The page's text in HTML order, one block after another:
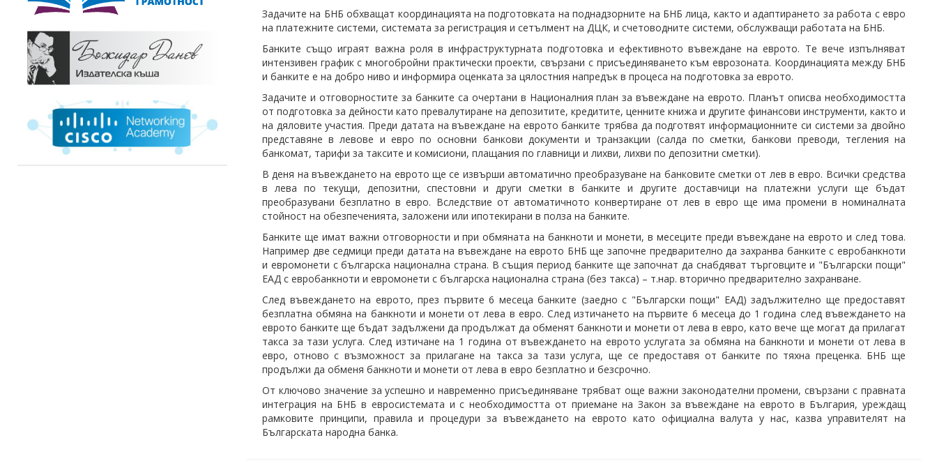
Задачите на БНБ обхващат координацията на подготовката на поднадзорните на БНБ лица, както и адаптирането за работа с евро
на платежните системи, системата за регистрация и сетълмент на ДЦК, и счетоводните системи, обслужващи работата на БНБ.
Банките също играят важна роля в инфраструктурната подготовка и ефективното въвеждане на еврото. Те вече изпълняват
интензивен график с многобройни практически проекти, свързани с присъединяването към еврозоната. Координацията между БНБ
и банките е на добро ниво и информира оценката за цялостния напредък в процеса на подготовка за еврото.
Задачите и отговорностите за банките са очертани в Националния план за въвеждане на еврото. Планът описва необходимостта
от подготовка за дейности като превалутиране на депозитите, кредитите, ценните книжа и другите финансови инструменти, както и
на дяловите участия. Преди датата на въвеждане на еврото банките трябва да подготвят информационните си системи за двойно
представяне в левове и евро по основни банкови документи и транзакции (салда по сметки, банкови преводи, тегления на
банкомат, тарифи за таксите и комисиони, плащания по главници и лихви, лихви по депозитни сметки).
В деня на въвеждането на еврото ще се извърши автоматично преобразуване на банковите сметки от лев в евро. Всички средства
в лева по текущи, депозитни, спестовни и други сметки в банките и другите доставчици на платежни услуги ще бъдат
преобразувани безплатно в евро. Вследствие от автоматичното конвертиране от лев в евро ще има промени в номиналната
стойност на обезпеченията, заложени или ипотекирани в полза на банките.
Банките ще имат важни отговорности и при обмяната на банкноти и монети, в месеците преди въвеждане на еврото и след това.
Например две седмици преди датата на въвеждане на еврото БНБ ще започне предварително да захранва банките с евробанкноти
и евромонети с българска национална страна. В същия период банките ще започнат да снабдяват търговците и "Български пощи"
ЕАД с евробанкноти и евромонети с българска национална страна (без такса) – т.нар. вторично предварително захранване.
След въвеждането на еврото, през първите 6 месеца банките (заедно с "Български пощи" ЕАД) задължително ще предоставят
безплатна обмяна на банкноти и монети от лева в евро. След изтичането на първите 6 месеца до 1 година след въвеждането на
еврото банките ще бъдат задължени да продължат да обменят банкноти и монети от лева в евро, като вече ще могат да прилагат
такса за тази услуга. След изтичане на 1 година от въвеждането на еврото услугата за обмяна на банкноти и монети от лева в
евро, отново с възможност за прилагане на такса за тази услуга, ще се предоставя от банките по тяхна преценка. БНБ ще
продължи да обменя банкноти и монети от лева в евро безплатно и безсрочно.
От ключово значение за успешно и навременно присъединяване трябват още важни законодателни промени, свързани с правната
интеграция на БНБ в евросистемата и с необходимостта от приемане на Закон за въвеждане на еврото в България, уреждащ
рамковите принципи, правила и процедури за въвеждането на еврото като официална валута у нас, казва управителят на
Българската народна банка.